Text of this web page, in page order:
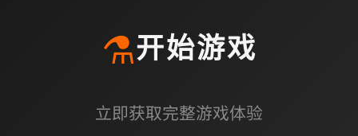
⚗️开始游戏
立即获取完整游戏体验